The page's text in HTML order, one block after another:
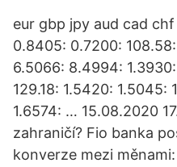
eur gbp jpy aud cad
0.8405: 0.7200:
6.5066: 8.4994:
129.18: 1.5420: 1.5045:
1.6574: … 15.08.2020
zahraničí? Fio banka
konverze mezi měnami: